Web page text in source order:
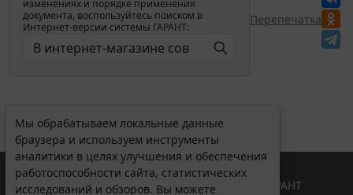
изменениях и порядке применения
документа, воспользуйтесь поиском в
Интернет-версии системы ГАРАНТ:
Перепечатка
Мы обрабатываем локальные данные
браузера и используем инструменты
аналитики в целях улучшения и обеспечения
работоспособности сайта, статистических
исследований и обзоров. Вы можете
© ООО "НПП "ГАРАНТ-СЕРВИС", 2026. Система ГАРАНТ